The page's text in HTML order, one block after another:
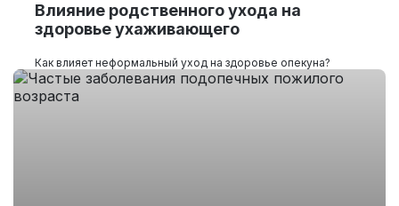
Влияние родственного ухода на
здоровье ухаживающего
Как влияет неформальный уход на здоровье опекуна?